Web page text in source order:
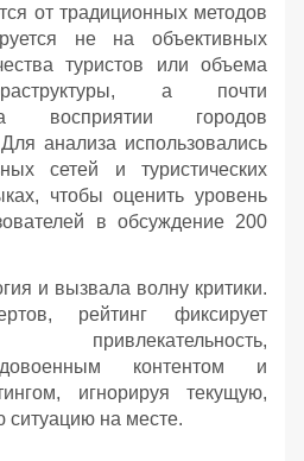
от традиционных методов
не на объективных
туристов или объема
а почти
восприятии городов
анализа использовались
сетей и туристических
чтобы оценить уровень
в обсуждение 200
и вызвала волну критики.
рейтинг фиксирует
привлекательность,
контентом и
игнорируя текущую,
ситуацию на месте.